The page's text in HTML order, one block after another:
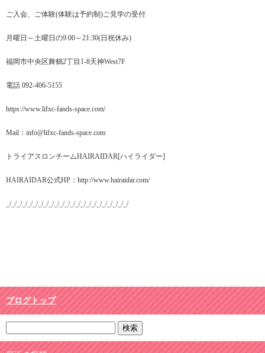
ご入会、ご体験(体験は予約制)ご見学の受付
月曜日～土曜日の9:00～21:30(日祝休み)
福岡市中央区舞鶴2丁目1-8天神West7F
電話 092-406-5155
https://www.lifxc-fands-space.com/
Mail：info@lifxc-fands-space.com
トライアスロンチームHAIRAIDAR[ハイライダー]
HAIRAIDAR公式HP：http://www.hairaidar.com/
_/_/_/_/_/_/_/_/_/_/_/_/_/_/_/_/_/_/_/_/_/_/_/
ブログトップ